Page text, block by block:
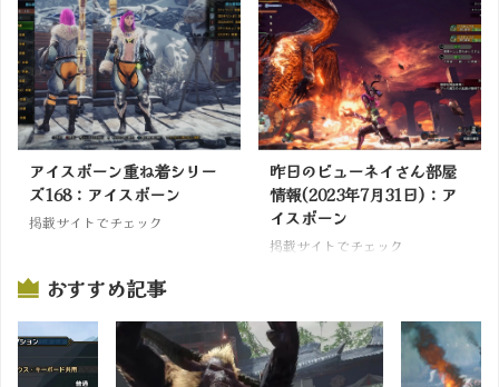
アイスボーン重ね着シリー
ズ168：アイスボーン
掲載サイトでチェック
昨日のビューネイさん部屋
情報(2023年7月31日)：ア
イスボーン
掲載サイトでチェック
おすすめ記事